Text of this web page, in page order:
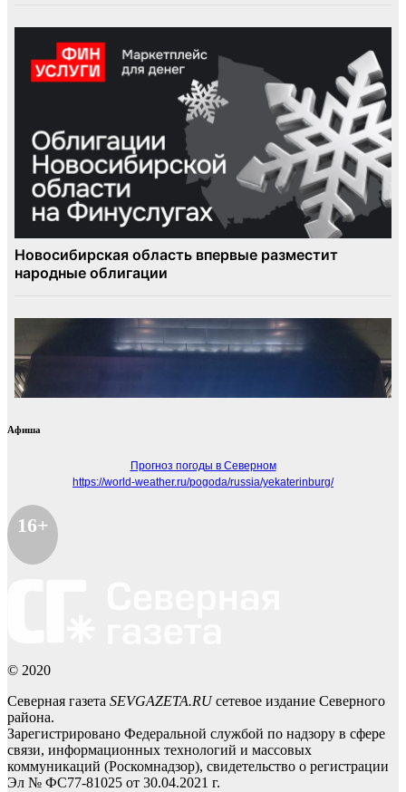
Афиша
Прогноз погоды в Северном
https://world-weather.ru/pogoda/russia/yekaterinburg/
16+
© 2020
Северная газета SEVGAZETA.RUсетевое издание Северного
района.
Зарегистрировано Федеральной службой по надзору в сфере
связи, информационных технологий и массовых
коммуникаций (Роскомнадзор), свидетельство о регистрации
Эл № ФС77-81025 от 30.04.2021 г.